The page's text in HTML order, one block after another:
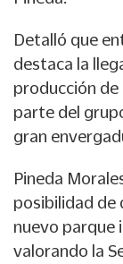
Detalló que
destaca la
producción
parte del
gran
Pineda
posibilidad de
nuevo parque
valorando la